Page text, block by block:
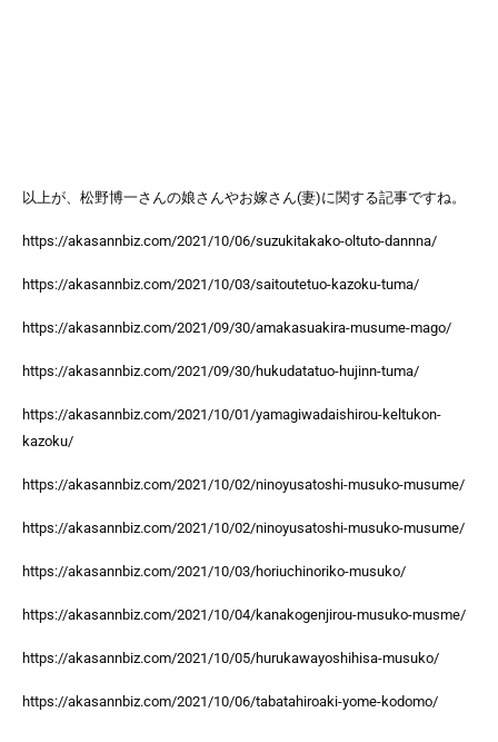
以上が、松野博一さんの娘さんやお嫁さん(妻)に関する記事ですね。
https://akasannbiz.com/2021/10/06/suzukitakako-oltuto-dannna/
https://akasannbiz.com/2021/10/03/saitoutetuo-kazoku-tuma/
https://akasannbiz.com/2021/09/30/amakasuakira-musume-mago/
https://akasannbiz.com/2021/09/30/hukudatatuo-hujinn-tuma/
https://akasannbiz.com/2021/10/01/yamagiwadaishirou-keltukon-
kazoku/
https://akasannbiz.com/2021/10/02/ninoyusatoshi-musuko-musume/
https://akasannbiz.com/2021/10/02/ninoyusatoshi-musuko-musume/
https://akasannbiz.com/2021/10/03/horiuchinoriko-musuko/
https://akasannbiz.com/2021/10/04/kanakogenjirou-musuko-musme/
https://akasannbiz.com/2021/10/05/hurukawayoshihisa-musuko/
https://akasannbiz.com/2021/10/06/tabatahiroaki-yome-kodomo/